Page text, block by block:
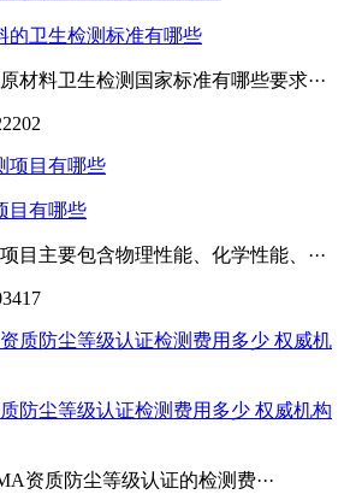
的卫生检测标准有哪些
材料卫生检测国家标准有哪些要求···
202
目有哪些
目主要包含物理性能、化学性能、···
417
防尘等级认证检测费用多少 权威机构
资质防尘等级认证的检测费···